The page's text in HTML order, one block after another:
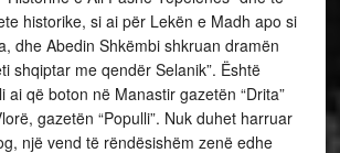
historike, si ai për Lekën e Madh apo si
dhe Abedin Shkëmbi shkruan dramën
shqiptar me qendër Selanik”. Është
ai që boton në Manastir gazetën “Drita”
gazetën “Populli”. Nuk duhet harruar
një vend të rëndësishëm zenë edhe